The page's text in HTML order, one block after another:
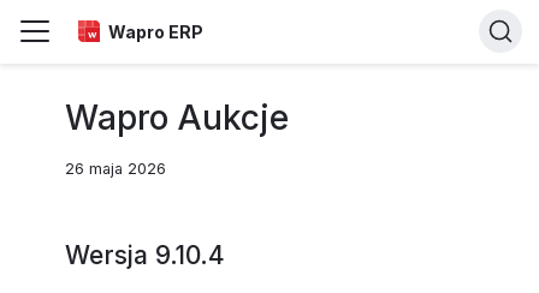
Wapro ERP
Wapro Aukcje
26 maja 2026
Wersja 9.10.4